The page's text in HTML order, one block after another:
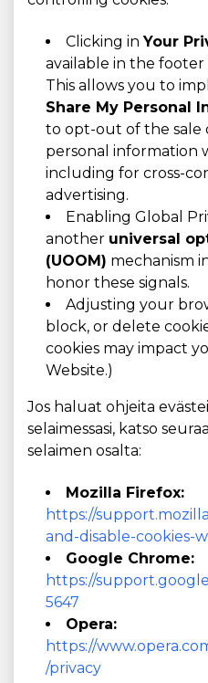
Clicking inYour
available in the
This allows you to
Share My Personal
to opt-out of the sale
personal information
including for cross-
advertising.
Enabling Global
another universal
(UOOM) mechanism
honor these signals.
Adjusting your
block, or delete
cookies may impact
Website.)
Jos haluat ohjeita
selaimessasi, katso
selaimen osalta:
Mozilla Firefox:
https://
and-disable-cookies-
Google Chrome:
https://
5647
Opera:
https://
/privacy